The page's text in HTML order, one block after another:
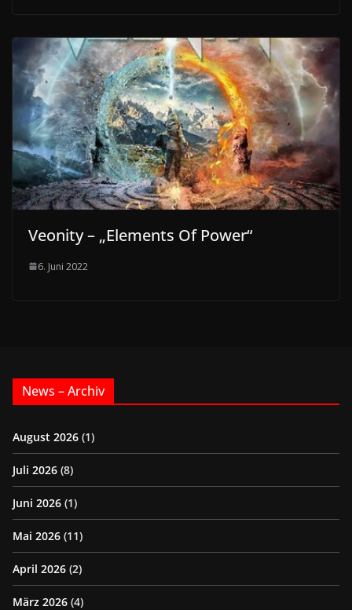
Veonity – „Elements Of Power“
6. Juni 2022
News – Archiv
August 2026 (1)
Juli 2026 (8)
Juni 2026 (1)
Mai 2026 (11)
April 2026 (2)
März 2026 (4)